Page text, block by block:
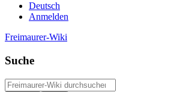
Deutsch
Anmelden
Freimaurer-Wiki
Suche